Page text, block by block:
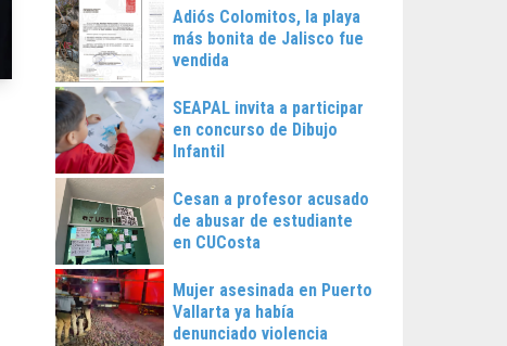
Adiós Colomitos, la playa
más bonita de Jalisco fue
vendida
SEAPAL invita a participar
en concurso de Dibujo
Infantil
Cesan a profesor acusado
de abusar de estudiante
en CUCosta
Mujer asesinada en Puerto
Vallarta ya había
denunciado violencia